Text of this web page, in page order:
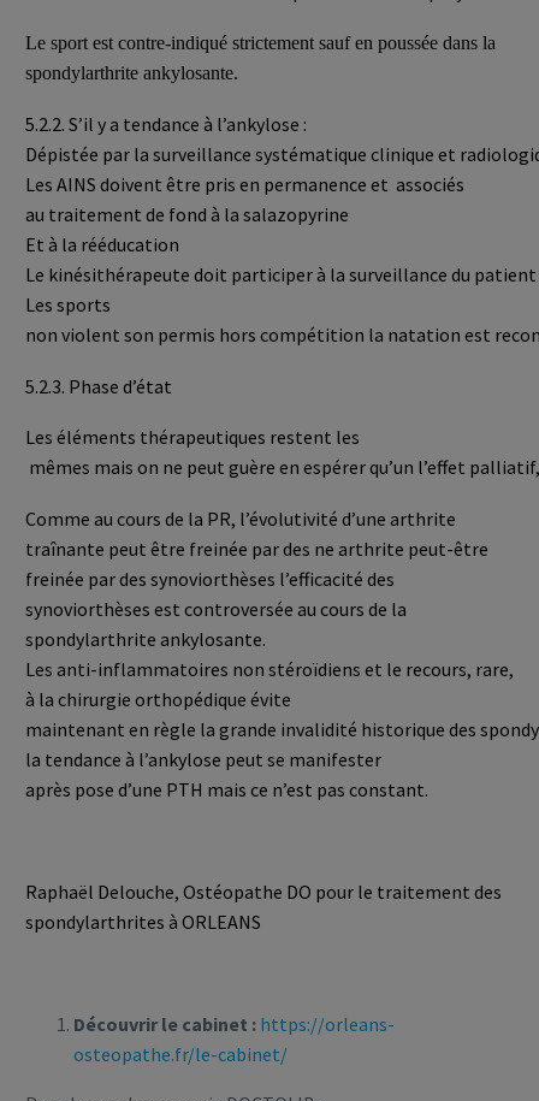
Le sport est contre-indiqué strictement sauf en poussée dans la
spondylarthrite ankylosante.
5.2.2. S’il y a tendance à l’ankylose :
Dépistée par la surveillance systématique clinique et
Les AINS doivent être pris en permanence et associés
au traitement de fond à la salazopyrine
Et à la rééducation
Le kinésithérapeute doit participer à la surveillance du
Les sports
non violent son permis hors compétition la natation est
5.2.3. Phase d’état
Les éléments thérapeutiques restent les
mêmes mais on ne peut guère en espérer qu’un l’effet palliatif,
Comme au cours de la PR, l’évolutivité d’une arthrite
traînante peut être freinée par des ne arthrite peut-être
freinée par des synoviorthèses l’efficacité des
synoviorthèses est controversée au cours de la
spondylarthrite ankylosante.
Les anti-inflammatoires non stéroïdiens et le recours, rare,
à la chirurgie orthopédique évite
maintenant en règle la grande invalidité historique des
la tendance à l’ankylose peut se manifester
après pose d’une PTH mais ce n’est pas constant.
Raphaël Delouche, Ostéopathe DO pour le traitement des
spondylarthrites à ORLEANS
Découvrir le cabinet : https://orleans-
osteopathe.fr/le-cabinet/